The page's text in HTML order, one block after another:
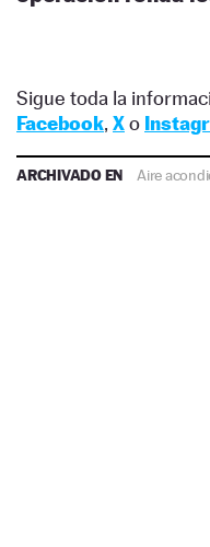
Sigue toda la
Facebook, Xo
ARCHIVADO EN Aire